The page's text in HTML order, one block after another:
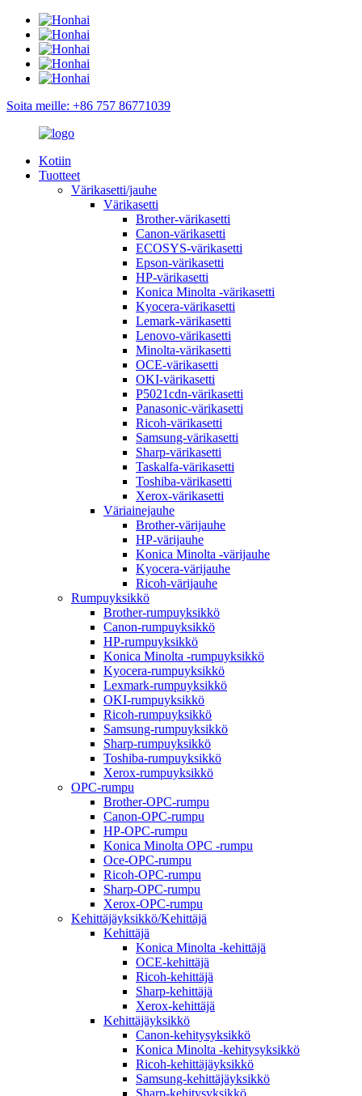
Soita meille: +86 757 86771039
Kotiin
Tuotteet
Värikasetti/jauhe
Värikasetti
Brother-värikasetti
Canon-värikasetti
ECOSYS-värikasetti
Epson-värikasetti
HP-värikasetti
Konica Minolta -värikasetti
Kyocera-värikasetti
Lemark-värikasetti
Lenovo-värikasetti
Minolta-värikasetti
OCE-värikasetti
OKI-värikasetti
P5021cdn-värikasetti
Panasonic-värikasetti
Ricoh-värikasetti
Samsung-värikasetti
Sharp-värikasetti
Taskalfa-värikasetti
Toshiba-värikasetti
Xerox-värikasetti
Väriainejauhe
Brother-värijauhe
HP-värijauhe
Konica Minolta -värijauhe
Kyocera-värijauhe
Ricoh-värijauhe
Rumpuyksikkö
Brother-rumpuyksikkö
Canon-rumpuyksikkö
HP-rumpuyksikkö
Konica Minolta -rumpuyksikkö
Kyocera-rumpuyksikkö
Lexmark-rumpuyksikkö
OKI-rumpuyksikkö
Ricoh-rumpuyksikkö
Samsung-rumpuyksikkö
Sharp-rumpuyksikkö
Toshiba-rumpuyksikkö
Xerox-rumpuyksikkö
OPC-rumpu
Brother-OPC-rumpu
Canon-OPC-rumpu
HP-OPC-rumpu
Konica Minolta OPC -rumpu
Oce-OPC-rumpu
Ricoh-OPC-rumpu
Sharp-OPC-rumpu
Xerox-OPC-rumpu
Kehittäjäyksikkö/Kehittäjä
Kehittäjä
Konica Minolta -kehittäjä
OCE-kehittäjä
Ricoh-kehittäjä
Sharp-kehittäjä
Xerox-kehittäjä
Kehittäjäyksikkö
Canon-kehitysyksikkö
Konica Minolta -kehitysyksikkö
Ricoh-kehittäjäyksikkö
Samsung-kehittäjäyksikkö
Sharp-kehitysyksikkö